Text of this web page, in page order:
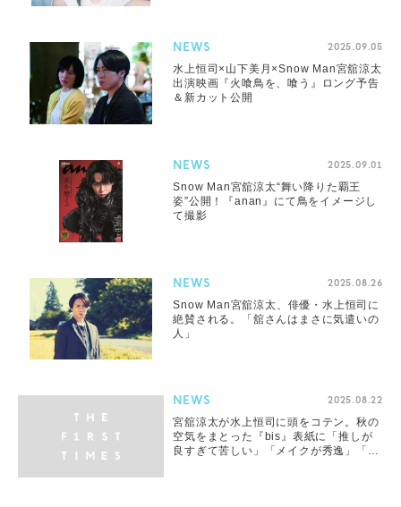
NEWS 2025.09.05
水上恒司×山下美月×Snow Man宮舘涼太
出演映画『火喰鳥を、喰う』ロング予告
＆新カット公開
NEWS 2025.09.01
Snow Man宮舘涼太“舞い降りた覇王
姿”公開！『anan』にて鳥をイメージし
て撮影
NEWS 2025.08.26
Snow Man宮舘涼太、俳優・水上恒司に
絶賛される。「舘さんはまさに気遣いの
人」
NEWS 2025.08.22
宮舘涼太が水上恒司に頭をコテン。秋の
空気をまとった『bis』表紙に「推しが
良すぎて苦しい」「メイクが秀逸」「リ